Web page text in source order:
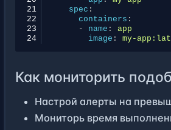
21
spec :
22
containers :
23
- name :
app
24
image : my-
Как мониторить
Настрой алерты на
Мониторь время